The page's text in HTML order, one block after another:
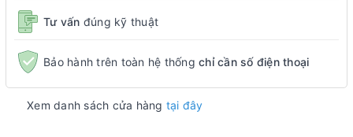
Tư vấn đúng kỹ thuật
Bảo hành trên toàn hệ thống chỉ cần số điện thoại
Xem danh sách cửa hàng tại đây